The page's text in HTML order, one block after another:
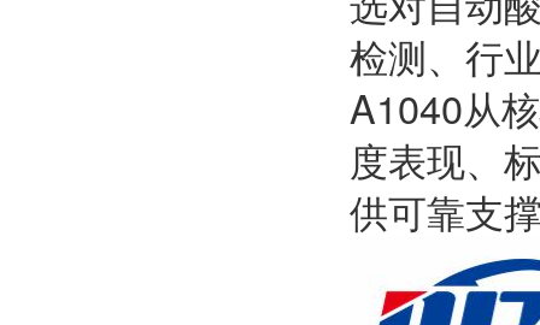
检测、行
A1040从
度表现、
供可靠支